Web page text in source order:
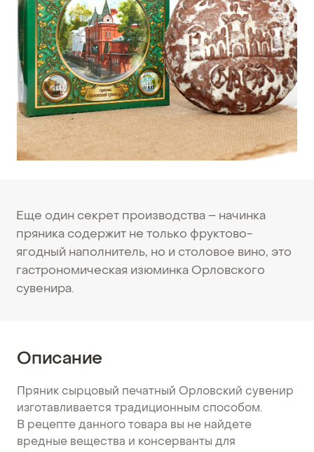
Еще один секрет производства – начинка
пряника содержит не только фруктово-
ягодный наполнитель, но и столовое вино, это
гастрономическая изюминка Орловского
сувенира.
Описание
Пряник сырцовый печатный Орловский сувенир
изготавливается традиционным способом.
В рецепте данного товара вы не найдете
вредные вещества и консерванты для